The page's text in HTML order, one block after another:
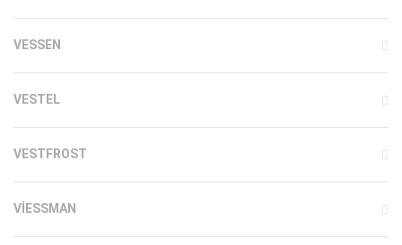
VESSEN
VESTEL
VESTFROST
VIESSMAN